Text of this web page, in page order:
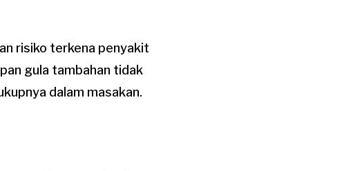
risiko terkena penyakit
gula tambahan tidak
dalam masakan.